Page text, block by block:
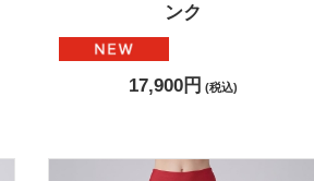
ンク
17,900円 (税込)